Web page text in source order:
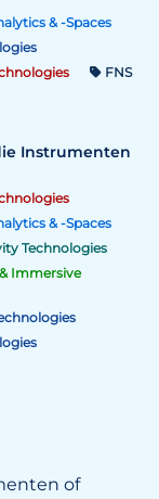
& -Spaces
FNS
Instrumenten
& -Spaces
Technologies
Immersive
of